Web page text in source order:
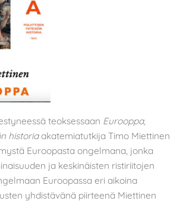
teoksessaan Eurooppa,
historiaakatemiatutkija Timo Miettinen
Euroopasta ongelmana, jonka
ja keskinäisten ristiriitojen
Euroopassa eri aikoina
yhdistävänä piirteenä Miettinen